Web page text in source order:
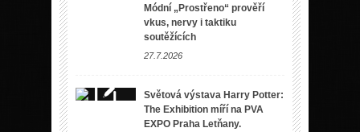
Módní „Prostřeno“ prověří
vkus, nervy i taktiku
soutěžících
27.7.2026
Světová výstava Harry Potter:
The Exhibition míří na PVA
EXPO Praha Letňany.